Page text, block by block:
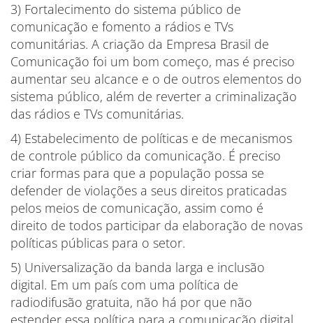
3) Fortalecimento do sistema público de
comunicação e fomento a rádios e TVs
comunitárias. A criação da Empresa Brasil de
Comunicação foi um bom começo, mas é preciso
aumentar seu alcance e o de outros elementos do
sistema público, além de reverter a criminalização
das rádios e TVs comunitárias.
4) Estabelecimento de políticas e de mecanismos
de controle público da comunicação. É preciso
criar formas para que a população possa se
defender de violações a seus direitos praticadas
pelos meios de comunicação, assim como é
direito de todos participar da elaboração de novas
políticas públicas para o setor.
5) Universalização da banda larga e inclusão
digital. Em um país com uma política de
radiodifusão gratuita, não há por que não
estender essa política para a comunicação digital,